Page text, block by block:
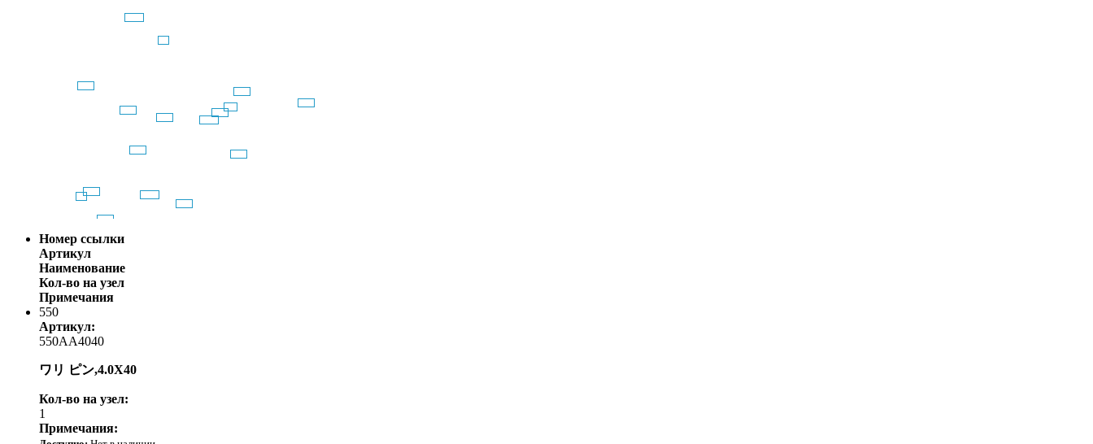
Номер ссылки
Артикул
Наименование
Кол-во на узел
Примечания
550
Артикул:
550AA4040
ワリ ピン,4.0X40
Кол-во на узел:
1
Примечания: